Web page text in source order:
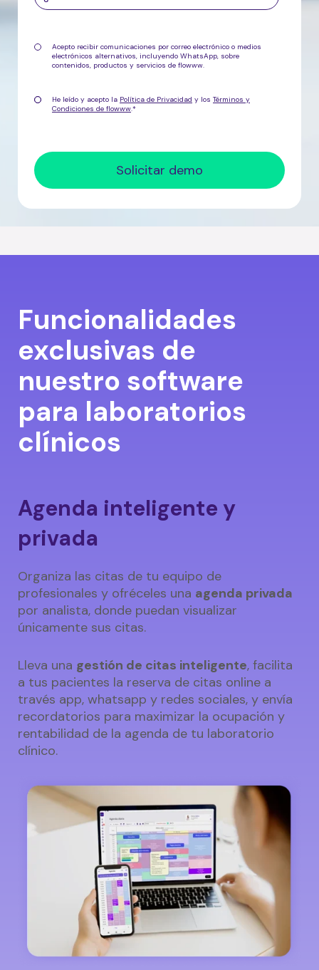
Acepto recibir comunicaciones por correo electrónico o medios
electrónicos alternativos, incluyendo WhatsApp, sobre
contenidos, productos y servicios de flowww.
He leído y acepto la Política de Privacidad y los Términos y
Condiciones de flowww.*
Funcionalidades
exclusivas de
nuestro software
para laboratorios
clínicos
Agenda inteligente y
privada
Organiza las citas de tu equipo de
profesionales y ofréceles una agenda privada
por analista, donde puedan visualizar
únicamente sus citas.
Lleva una gestión de citas inteligente, facilita
a tus pacientes la reserva de citas online a
través app, whatsapp y redes sociales, y envía
recordatorios para maximizar la ocupación y
rentabilidad de la agenda de tu laboratorio
clínico.